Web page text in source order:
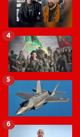
4
5
6